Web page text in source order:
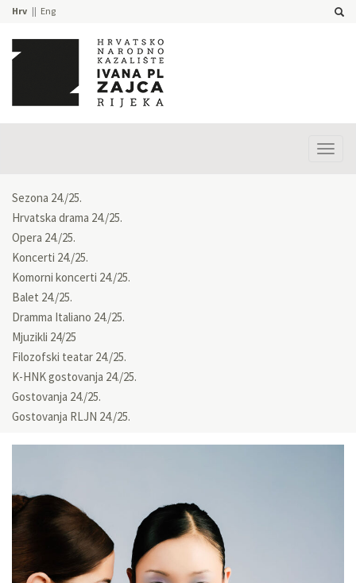
Hrv Eng
Sezona 24./25.
Hrvatska drama 24./25.
Opera 24./25.
Koncerti 24./25.
Komorni koncerti 24./25.
Balet 24./25.
Dramma Italiano 24./25.
Mjuzikli 24/25
Filozofski teatar 24./25.
K-HNK gostovanja 24./25.
Gostovanja 24./25.
Gostovanja RLJN 24./25.